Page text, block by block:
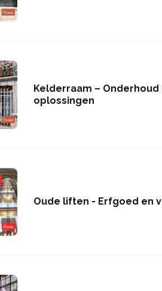
Kelderraam –
oplossingen
Oude liften - Erfgoed en